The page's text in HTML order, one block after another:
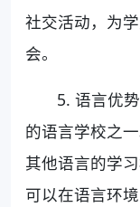
社交活动，为
会。
5. 语言优
的语言学校之
其他语言的学
可以在语言环